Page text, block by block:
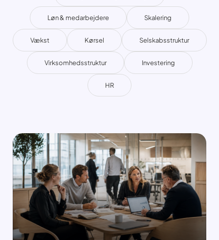
Løn & medarbejdere Skalering
Vækst Kørsel Selskabsstruktur
Virksomhedsstruktur Investering
HR